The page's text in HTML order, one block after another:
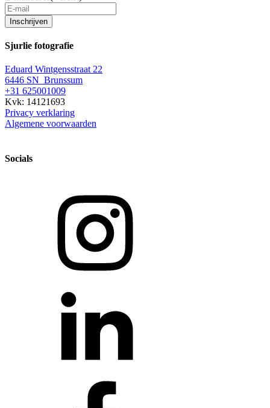
Inschrijven
Sjurlie fotografie
Eduard Wintgensstraat 22
6446 SN Brunssum
+31 625001009
Kvk: 14121693
Privacy verklaring
Algemene voorwaarden
Socials